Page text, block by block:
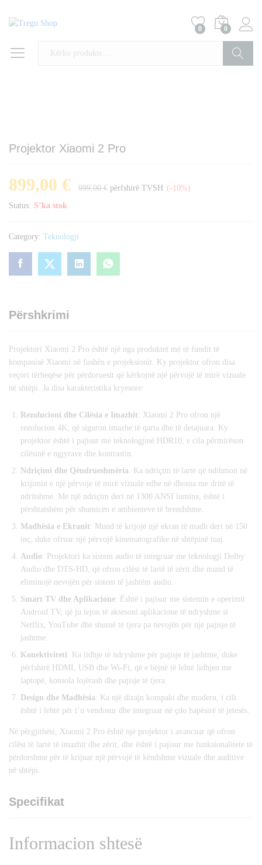
0 0
Projektor Xiaomi 2 Pro
899,00 € 999,00€ përfshirë TVSH (-10%)
Status: S’ka stok
Category: Teknologji
Përshkrimi
Projektori Xiaomi 2 Pro është një nga produktet më të fundit të
kompanisë Xiaomi në fushën e projeksionit. Ky projektor ofron disa
veçori tërheqëse për përdoruesit që kërkojnë një përvojë të mirë vizuale
në shtëpi. Ja disa karakteristika kryesore:
Rezolucioni dhe Cilësia e Imazhit: Xiaomi 2 Pro ofron një
rezolucion 4K, që siguron imazhe të qarta dhe të detajuara. Ky
projektor është i pajisur me teknologjinë HDR10, e cila përmirëson
cilësinë e ngjyrave dhe kontrastin.
Ndriçimi dhe Qëndrueshmëria: Ka ndriçim të lartë që ndihmon në
krijimin e një përvoje të mirë vizuale edhe në dhoma me dritë të
ndritshme. Me një ndriçim deri në 1300 ANSI lumina, është i
përshtatshëm për shumicën e ambienteve të brendshme.
Madhësia e Ekranit: Mund të krijojë një ekran të madh deri në 150
inç, duke ofruar një përvojë kinematografike në shtëpinë tuaj.
Audio: Projektori ka sistem audio të integruar me teknologji Dolby
Audio dhe DTS-HD, që ofron cilësi të lartë të zërit dhe mund të
eliminojë nevojën për sistem të jashtëm audio.
Smart TV dhe Aplikacione: Është i pajisur me sistemin e operimit
Android TV, që ju lejon të aksesoni aplikacione të ndryshme si
Netflix, YouTube dhe shumë të tjera pa nevojën për një pajisje të
jashtme.
Konektiviteti: Ka lidhje të ndryshme për pajisje të jashtme, duke
përfshirë HDMI, USB dhe Wi-Fi, që e bëjnë të lehtë lidhjen me
laptopë, konsola lojërash dhe pajisje të tjera.
Design dhe Madhësia: Ka një dizajn kompakt dhe modern, i cili
është i lehtë për t’u vendosur dhe integruar në çdo hapësirë të jetesës.
Në përgjithësi, Xiaomi 2 Pro është një projektor i avancuar që ofron
cilësi të lartë të imazhit dhe zërit, dhe është i pajisur me funksionalitete të
përdorshme për të krijuar një përvojë të këndshme vizuale dhe auditive
në shtëpi.
Specifikat
Informacion shtesë